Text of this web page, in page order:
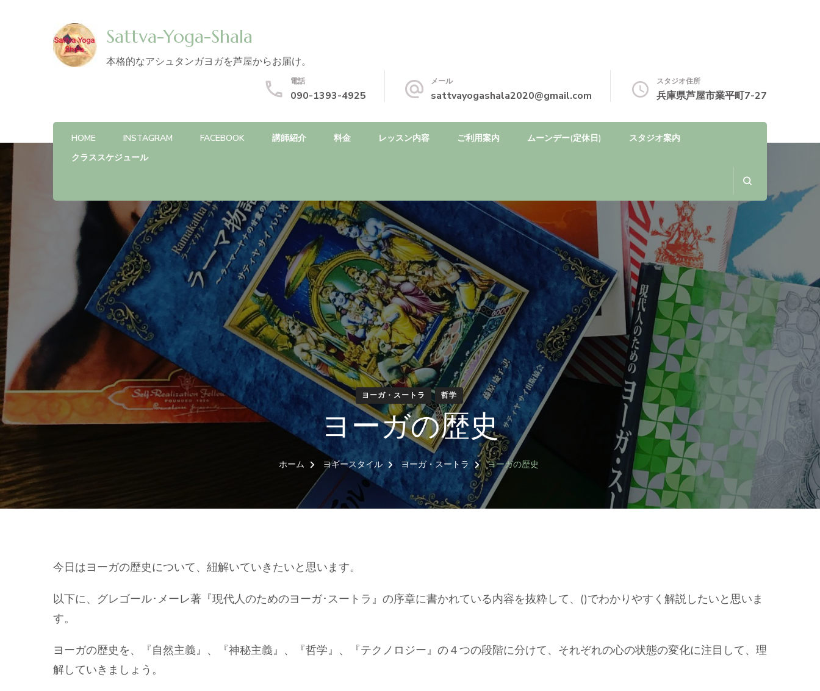
Sattva-Yoga-Shala
本格的なアシュタンガヨガを芦屋からお届け。
電話
090-1393-4925
メール
sattvayogashala2020@gmail.com
スタジオ住所
兵庫県芦屋市業平町7-27
HOME INSTAGRAM FACEBOOK 講師紹介 料金 レッスン内容 ご利用案内 ムーンデー(定休日)
スタジオ案内
クラススケジュール
ヨーガ・スートラ 哲学
ヨーガの歴史
ホーム ヨギースタイル ヨーガ・スートラ ヨーガの歴史
今日はヨーガの歴史について、紐解いていきたいと思います。
以下に、グレゴール･メーレ著『現代人のためのヨーガ･スートラ』の序章に書かれている内容を抜粋して、()でわかりやすく解説したいと思いま
す。
ヨーガの歴史を、『自然主義』、『神秘主義』、『哲学』、『テクノロジー』の４つの段階に分けて、それぞれの心の状態の変化に注目して、理
解していきましょう。